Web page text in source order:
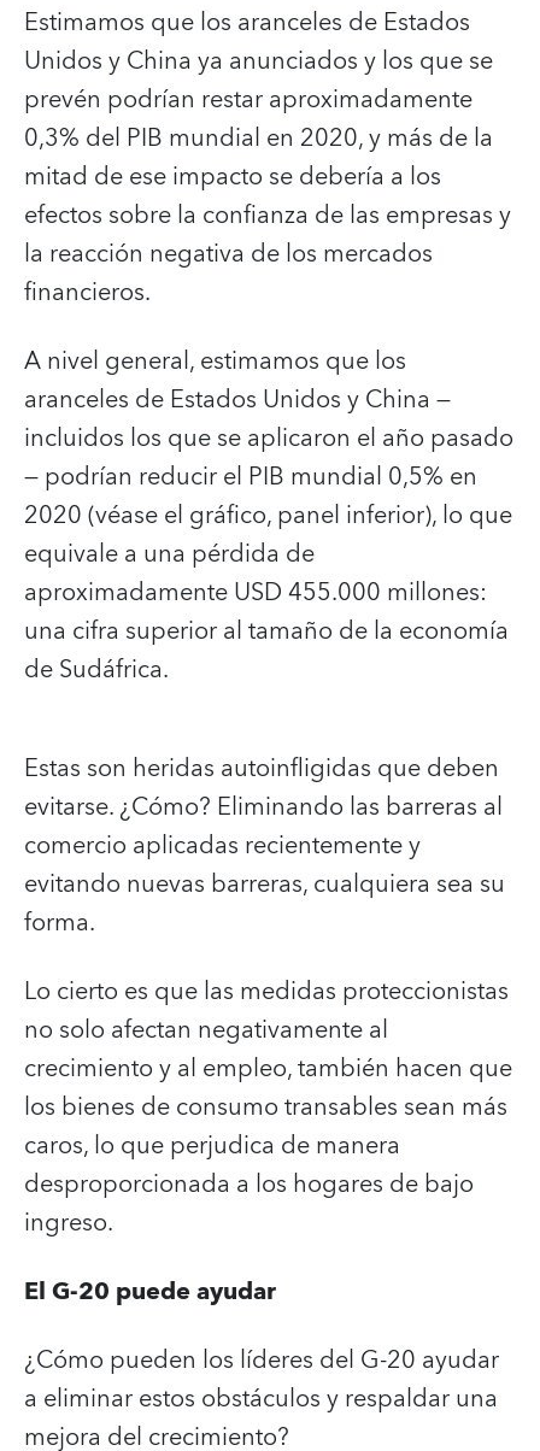
Estimamos que los aranceles de Estados
Unidos y China ya anunciados y los que se
prevén podrían restar aproximadamente
0,3% del PIB mundial en 2020, y más de la
mitad de ese impacto se debería a los
efectos sobre la confianza de las empresas y
la reacción negativa de los mercados
financieros.
A nivel general, estimamos que los
aranceles de Estados Unidos y China —
incluidos los que se aplicaron el año pasado
— podrían reducir el PIB mundial 0,5% en
2020 (véase el gráfico, panel inferior), lo que
equivale a una pérdida de
aproximadamente USD 455.000 millones:
una cifra superior al tamaño de la economía
de Sudáfrica.
Estas son heridas autoinfligidas que deben
evitarse. ¿Cómo? Eliminando las barreras al
comercio aplicadas recientemente y
evitando nuevas barreras, cualquiera sea su
forma.
Lo cierto es que las medidas proteccionistas
no solo afectan negativamente al
crecimiento y al empleo, también hacen que
los bienes de consumo transables sean más
caros, lo que perjudica de manera
desproporcionada a los hogares de bajo
ingreso.
El G-20 puede ayudar
¿Cómo pueden los líderes del G-20 ayudar
a eliminar estos obstáculos y respaldar una
mejora del crecimiento?